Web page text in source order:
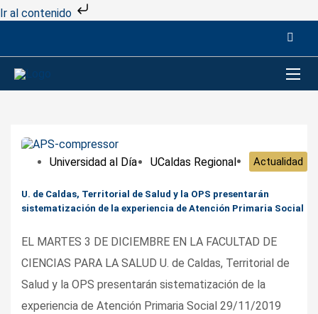
Ir al contenido
Universidad al Día UCaldas Regional Actualidad
U. de Caldas, Territorial de Salud y la OPS presentarán
sistematización de la experiencia de Atención Primaria Social
EL MARTES 3 DE DICIEMBRE EN LA FACULTAD DE
CIENCIAS PARA LA SALUD U. de Caldas, Territorial de
Salud y la OPS presentarán sistematización de la
experiencia de Atención Primaria Social 29/11/2019